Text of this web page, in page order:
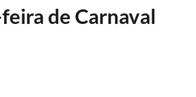
de Carnaval